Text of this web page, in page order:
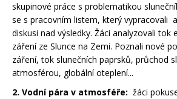
skupinové práce s problematikou
se s pracovním listem, který vypracovali
diskusi nad výsledky. Žáci analyzovali tok
záření ze Slunce na Zemi. Poznali nové
záření, tok slunečních paprsků, průchod
atmosférou, globální oteplení...
2. Vodní pára v atmosféře: žáci